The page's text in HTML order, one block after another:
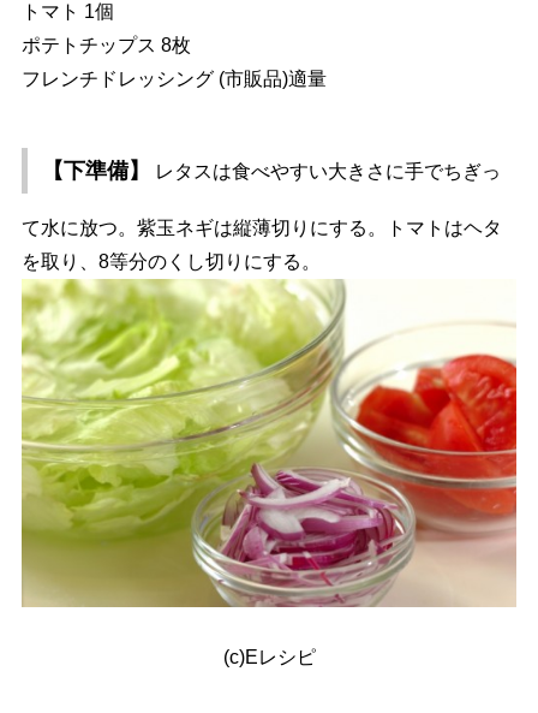
トマト 1個
ポテトチップス 8枚
フレンチドレッシング (市販品)適量
【下準備】 レタスは食べやすい大きさに手でちぎっ
て水に放つ。紫玉ネギは縦薄切りにする。トマトはヘタ
を取り、8等分のくし切りにする。
(c)Eレシピ